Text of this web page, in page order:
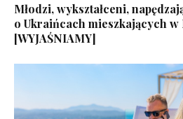
Młodzi, wykształceni,
o Ukraińcach mieszkających w
[WYJAŚNIAMY]